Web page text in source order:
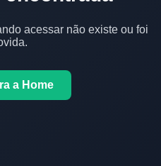
acessar não existe ou foi
a Home